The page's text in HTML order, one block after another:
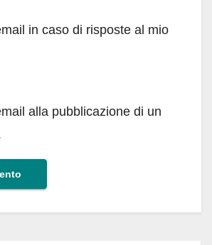
in caso di risposte al mio
alla pubblicazione di un